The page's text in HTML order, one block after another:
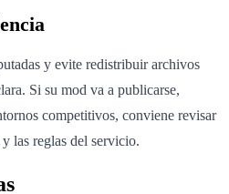
y evite redistribuir archivos
Si su mod va a publicarse,
competitivos, conviene revisar
las reglas del servicio.